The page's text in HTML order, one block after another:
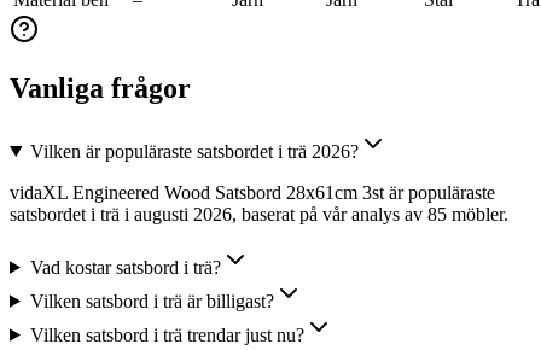
Vanliga frågor
Vilken är populäraste satsbordet i trä 2026?
vidaXL Engineered Wood Satsbord 28x61cm 3st är populäraste
satsbordet i trä i augusti 2026, baserat på vår analys av 85 möbler.
Vad kostar satsbord i trä?
Vilken satsbord i trä är billigast?
Vilken satsbord i trä trendar just nu?